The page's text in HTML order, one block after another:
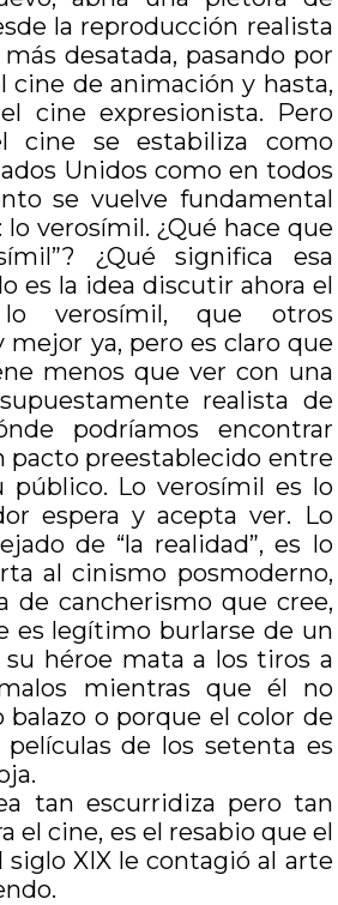
la reproducción realista
desatada, pasando por
cine de animación y hasta,
cine expresionista. Pero
cine se estabiliza como
Unidos como en todos
se vuelve fundamental
verosímil. ¿Qué hace que
¿Qué significa esa
es la idea discutir ahora el
verosímil, que otros
mejor ya, pero es claro que
menos que ver con una
realista de
podríamos encontrar
pacto preestablecido entre
público. Lo verosímil es lo
espera y acepta ver. Lo
de “la realidad”, es lo
al cinismo posmoderno,
de cancherismo que cree,
es legítimo burlarse de un
su héroe mata a los tiros a
mientras que él no
o porque el color de
de los setenta es
tan escurridiza pero tan
el cine, es el resabio que el
XIX le contagió al arte